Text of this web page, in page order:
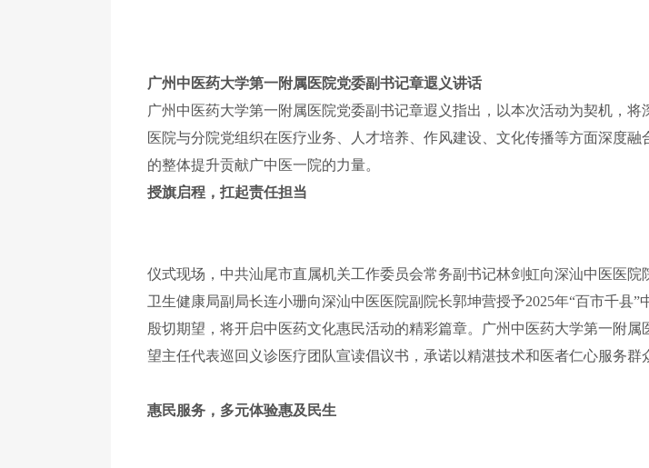
广州中医药大学第一附属医院党委副书记章遐义讲话
广州中医药大学第一附属医院党委副书记章遐义指出，以本次活动为契机，
医院与分院党组织在医疗业务、人才培养、作风建设、文化传播等方面深度
的整体提升贡献广中医一院的力量。
授旗启程，扛起责任担当
仪式现场，中共汕尾市直属机关工作委员会常务副书记林剑虹向深汕中医医
卫生健康局副局长连小珊向深汕中医医院副院长郭坤营授予2025年“百市千县
殷切期望，将开启中医药文化惠民活动的精彩篇章。广州中医药大学第一附
望主任代表巡回义诊医疗团队宣读倡议书，承诺以精湛技术和医者仁心服务群
惠民服务，多元体验惠及民生